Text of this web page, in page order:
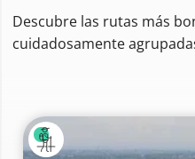
Descubre las rutas más
cuidadosamente